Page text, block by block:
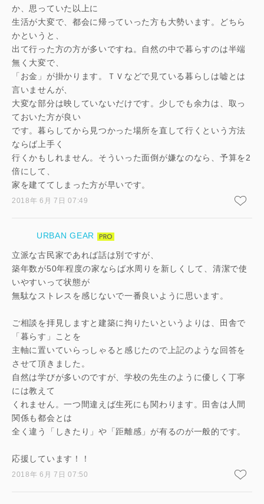
か、思っていた以上に
生活が大変で、都会に帰っていった方も大勢います。どちら
かというと、
出て行った方の方が多いですね。自然の中で暮らすのは半端
無く大変で、
「お金」が掛かります。ＴＶなどで見ている暮らしは嘘とは
言いませんが、
大変な部分は映していないだけです。少しでも余力は、取っ
ておいた方が良い
です。暮らしてから見つかった場所を直して行くという方法
ならば上手く
行くかもしれません。そういった面倒が嫌なのなら、予算を2
倍にして、
家を建ててしまった方が早いです。
2018年 6月 7日 07:49
URBAN GEAR
立派な古民家であれば話は別ですが、
築年数が50年程度の家ならば水周りを新しくして、清潔で使
いやすいって状態が
無駄なストレスを感じないで一番良いように思います。
ご相談を拝見しますと建築に拘りたいというよりは、田舎で
「暮らす」ことを
主軸に置いていらっしゃると感じたので上記のような回答を
させて頂きました。
自然は学びが多いのですが、学校の先生のように優しく丁寧
には教えて
くれません。一つ間違えば生死にも関わります。田舎は人間
関係も都会とは
全く違う「しきたり」や「距離感」が有るのが一般的です。
応援しています！！
2018年 6月 7日 07:50
キャンセル
SuMiKaにユーザー登録する
閉じる